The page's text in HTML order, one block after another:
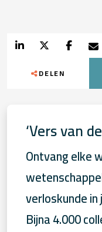
DELEN
‘Vers van
Ontvang elke
verloskunde in
Bijna 4.000